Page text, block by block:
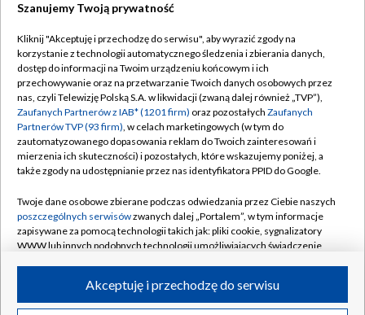
TVP
Abonament TVP
Emisja w TVP
Centrum informacji TVP
Naziemna Telewizja Cyfrowa
Rada Programowa
System NOS
Informacje o nadawcy
Program dla prasy
Regulamin TVP
Polityka prywatności
Moje zgody
Pomoc
Kontakt
Kanały
©2026 Telewizja Polska S.A. w likwidacji
Szanujemy Twoją prywatność
Kliknij "Akceptuję i przechodzę do serwisu", aby wyrazić zgody na
korzystanie z technologii automatycznego śledzenia i zbierania danych,
dostęp do informacji na Twoim urządzeniu końcowym i ich
przechowywanie oraz na przetwarzanie Twoich danych osobowych przez
nas, czyli Telewizję Polską S.A. w likwidacji (zwaną dalej również „TVP”),
Zaufanych Partnerów z IAB* (1201 firm) oraz pozostałych Zaufanych
Partnerów TVP (93 firm), w celach marketingowych (w tym do
zautomatyzowanego dopasowania reklam do Twoich zainteresowań i
mierzenia ich skuteczności) i pozostałych, które wskazujemy poniżej, a
także zgody na udostępnianie przez nas identyfikatora PPID do Google.
Twoje dane osobowe zbierane podczas odwiedzania przez Ciebie naszych
poszczególnych serwisówzwanych dalej „Portalem”, w tym informacje
zapisywane za pomocą technologii takich jak: pliki cookie, sygnalizatory
WWW lub innych podobnych technologii umożliwiających świadczenie
ruchu w Internecie.Akceptuję i przechodzę do serwisu